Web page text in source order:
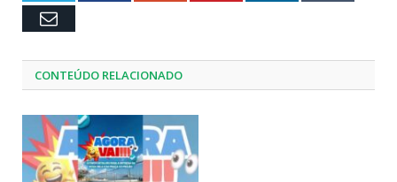
Email
CONTEÚDO RELACIONADO